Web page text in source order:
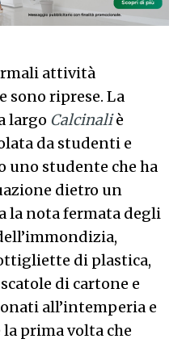
attività
sono riprese. La
largo Calcinaliè
da studenti e
uno studente che ha
dietro un
la nota fermata degli
di plastica,
di cartone e
all’intemperia e
prima volta che